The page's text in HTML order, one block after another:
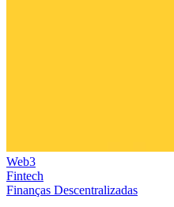
Web3
Fintech
Finanças Descentralizadas